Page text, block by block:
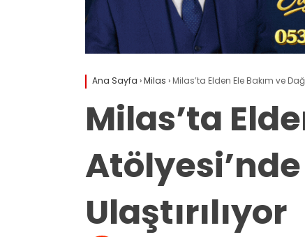
Ana Sayfa ›Milas › Milas’ta Elden Ele Bakım ve
Milas’ta
Ulaştırılıyor